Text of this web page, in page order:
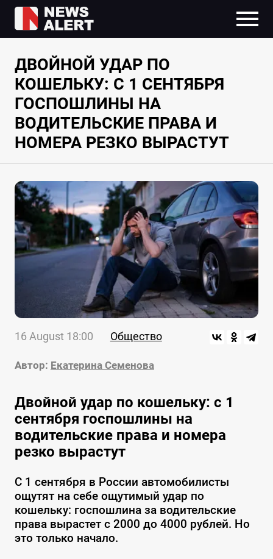
ДВОЙНОЙ УДАР ПО
КОШЕЛЬКУ: С 1 СЕНТЯБРЯ
ГОСПОШЛИНЫ НА
ВОДИТЕЛЬСКИЕ ПРАВА И
НОМЕРА РЕЗКО ВЫРАСТУТ
16 August 18:00 Общество
Автор: Екатерина Семенова
Двойной удар по кошельку: с 1
сентября госпошлины на
водительские права и номера
резко вырастут
С 1 сентября в России автомобилисты
ощутят на себе ощутимый удар по
кошельку: госпошлина за водительские
права вырастет с 2000 до 4000 рублей. Но
это только начало.